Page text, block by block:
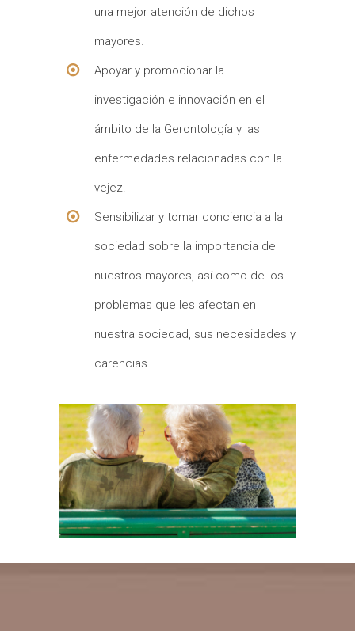
una mejor atención de dichos
mayores.
Apoyar y promocionar la
investigación e innovación en el
ámbito de la Gerontología y las
enfermedades relacionadas con la
vejez.
Sensibilizar y tomar conciencia a la
sociedad sobre la importancia de
nuestros mayores, así como de los
problemas que les afectan en
nuestra sociedad, sus necesidades y
carencias.